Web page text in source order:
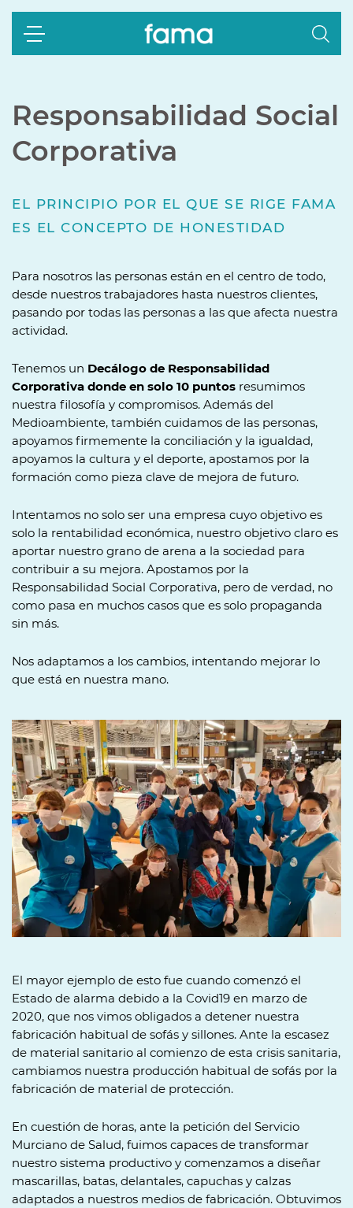
Responsabilidad Social
Corporativa
EL PRINCIPIO POR EL QUE SE RIGE FAMA
ES EL CONCEPTO DE HONESTIDAD
Para nosotros las personas están en el centro de todo,
desde nuestros trabajadores hasta nuestros clientes,
pasando por todas las personas a las que afecta nuestra
actividad.
Tenemos un Decálogo de Responsabilidad
Corporativa donde en solo 10 puntos resumimos
nuestra filosofía y compromisos. Además del
Medioambiente, también cuidamos de las personas,
apoyamos firmemente la conciliación y la igualdad,
apoyamos la cultura y el deporte, apostamos por la
formación como pieza clave de mejora de futuro.
Intentamos no solo ser una empresa cuyo objetivo es
solo la rentabilidad económica, nuestro objetivo claro es
aportar nuestro grano de arena a la sociedad para
contribuir a su mejora. Apostamos por la
Responsabilidad Social Corporativa, pero de verdad, no
como pasa en muchos casos que es solo propaganda
sin más.
Nos adaptamos a los cambios, intentando mejorar lo
que está en nuestra mano.
El mayor ejemplo de esto fue cuando comenzó el
Estado de alarma debido a la Covid19 en marzo de
2020, que nos vimos obligados a detener nuestra
fabricación habitual de sofás y sillones. Ante la escasez
de material sanitario al comienzo de esta crisis sanitaria,
cambiamos nuestra producción habitual de sofás por la
fabricación de material de protección.
En cuestión de horas, ante la petición del Servicio
Murciano de Salud, fuimos capaces de transformar
nuestro sistema productivo y comenzamos a diseñar
mascarillas, batas, delantales, capuchas y calzas
adaptados a nuestros medios de fabricación. Obtuvimos